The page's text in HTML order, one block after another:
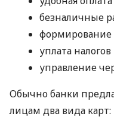
безналичные
формирование
уплата
управление
Обычно банки
лицам два вида карт: